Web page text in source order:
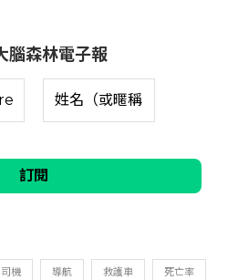
腦森林電子報
司機 導航 救護車 死亡率